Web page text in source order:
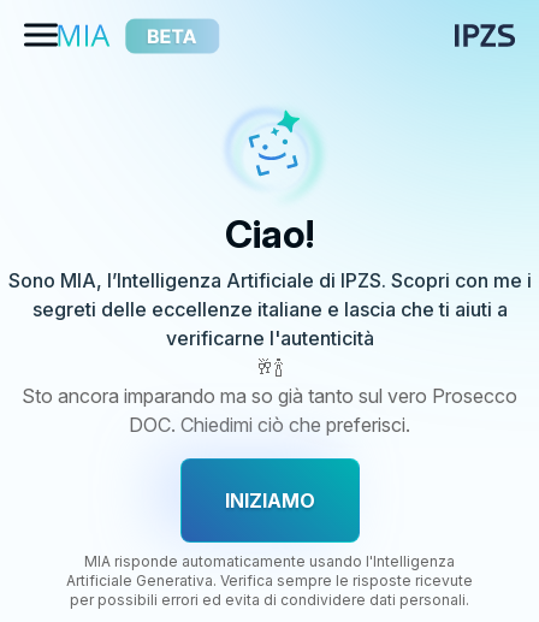
Ciao!
Sono MIA, l’Intelligenza Artificiale di IPZS. Scopri con me i
segreti delle eccellenze italiane e lascia che ti aiuti a
verificarne l'autenticità
🥂🍾
Sto ancora imparando ma so già tanto sul vero Prosecco
DOC. Chiedimi ciò che preferisci.
INIZIAMO
MIA risponde automaticamente usando l'Intelligenza
Artificiale Generativa. Verifica sempre le risposte ricevute
per possibili errori ed evita di condividere dati personali.